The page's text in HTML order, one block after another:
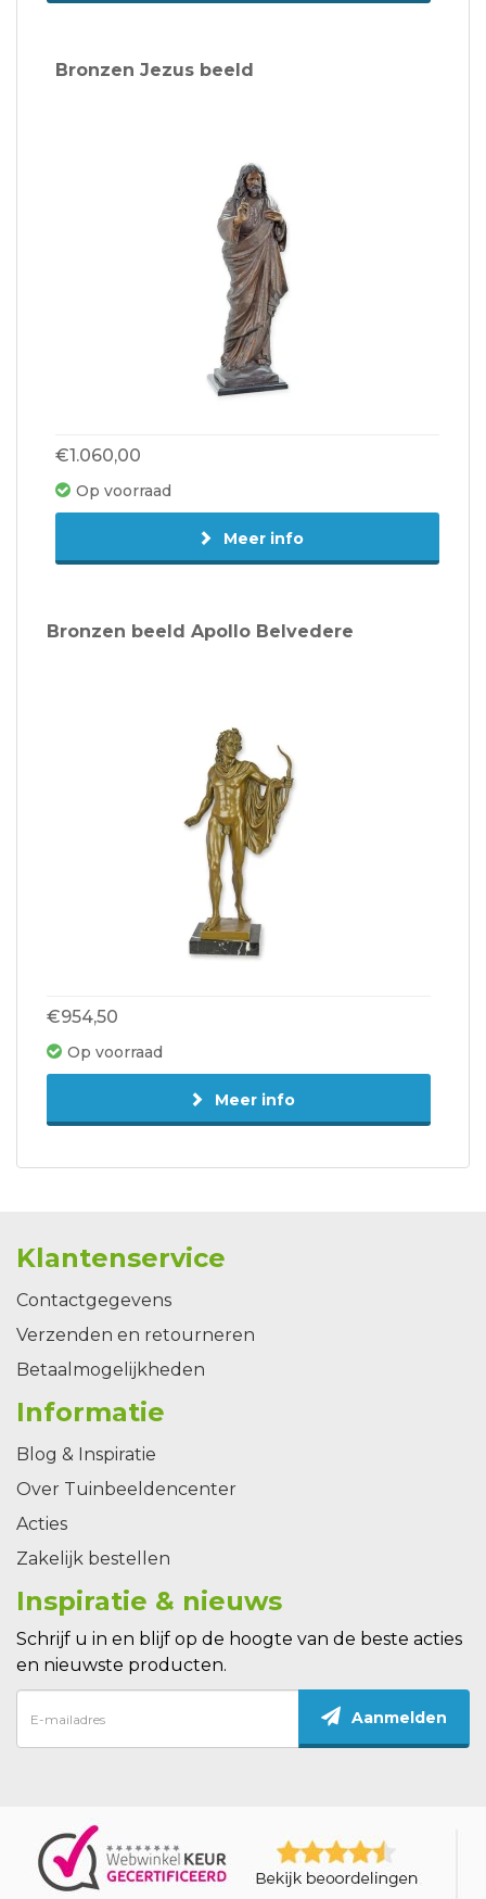
Bronzen Jezus beeld
€1.060,00
Op voorraad
Meer info
Bronzen beeld Apollo Belvedere
€954,50
Op voorraad
Meer info
Klantenservice
Contactgegevens
Verzenden en retourneren
Betaalmogelijkheden
Informatie
Blog & Inspiratie
Over Tuinbeeldencenter
Acties
Zakelijk bestellen
Inspiratie & nieuws
Schrijf u in en blijf op de hoogte van de beste acties
en nieuwste producten.
Aanmelden